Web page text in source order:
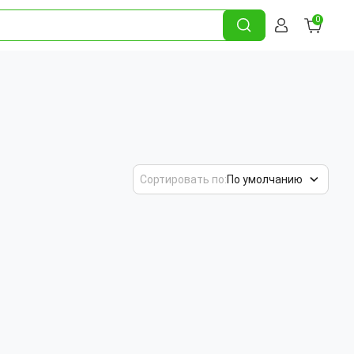
0
Сортировать по:По умолчанию